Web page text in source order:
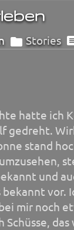
Stories
hatte ich
gedreht.
stand
und
bekannt vor.
mir noch
Schüsse,